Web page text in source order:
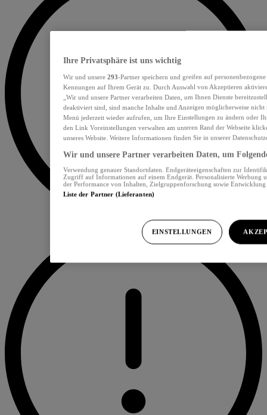
Ihre Privatsphäre ist uns wichtig
Wir und unsere 293-Partner speichern und greifen auf
Kennungen auf Ihrem Gerät zu. Durch Auswahl von Akzeptieren
„Wir und unsere Partner verarbeiten Daten, um Ihnen Dienste
deaktiviert sind, sind manche Inhalte und Anzeigen möglicherweise nicht
Menü jederzeit wieder aufrufen, um Ihre Einstellungen zu ändern oder
den Link Voreinstellungen verwalten am unteren Rand der Webseite
unseres Website. Weitere Informationen finden Sie in unserer
Wir und unsere Partner verarbeiten Daten, um
Verwendung genauer Standortdaten. Endgeräteeigenschaften zur
Zugriff auf Informationen auf einem Endgerät. Personalisierte Werbung
der Performance von Inhalten, Zielgruppenforschung sowie
Liste der Partner (Lieferanten)
EINSTELLUNGEN